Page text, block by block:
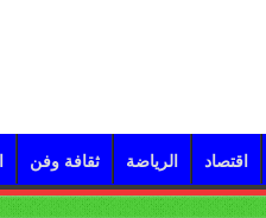
اقتصاد الرياضة ثقافة وفن